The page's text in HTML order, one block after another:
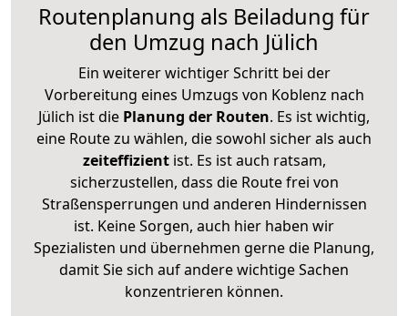
Routenplanung als Beiladung für
den Umzug nach Jülich
Ein weiterer wichtiger Schritt bei der
Vorbereitung eines Umzugs von Koblenz nach
Jülich ist die Planung der Routen. Es ist wichtig,
eine Route zu wählen, die sowohl sicher als auch
zeiteffizientist. Es ist auch ratsam,
sicherzustellen, dass die Route frei von
Straßensperrungen und anderen Hindernissen
ist. Keine Sorgen, auch hier haben wir
Spezialisten und übernehmen gerne die Planung,
damit Sie sich auf andere wichtige Sachen
konzentrieren können.